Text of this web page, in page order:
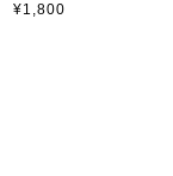
¥1,800